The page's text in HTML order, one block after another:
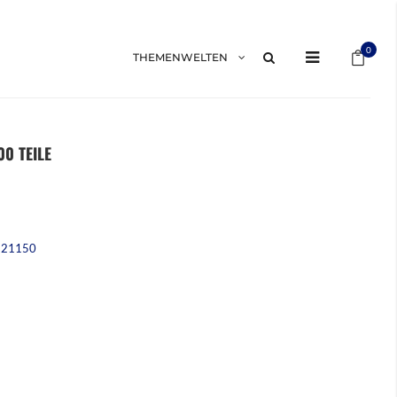
0
THEMENWELTEN
TEILE